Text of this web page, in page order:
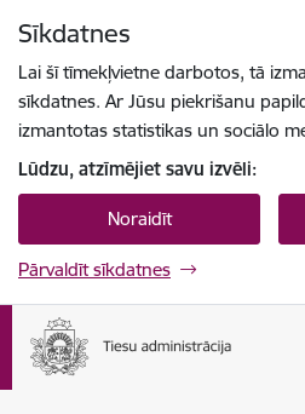
Sīkdatnes
Lai šī tīmekļvietne darbotos, tā
sīkdatnes. Ar Jūsu piekrišanu
izmantotas statistikas un sociālo
Lūdzu, atzīmējiet savu izvēli:
Noraidīt
Pārvaldīt sīkdatnes